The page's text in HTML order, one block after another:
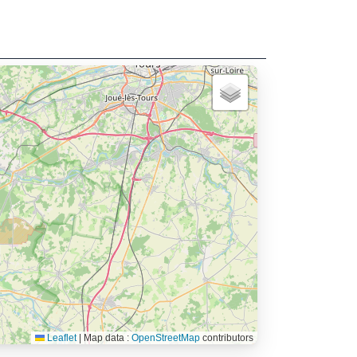
Leaflet Map data : OpenStreetMapcontributors